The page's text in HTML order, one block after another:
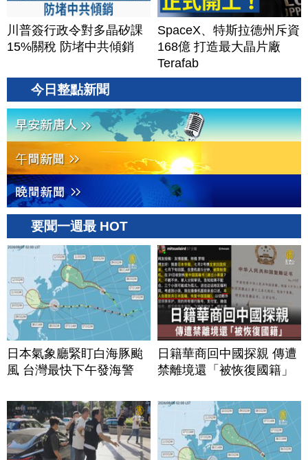
川普簽行政令對多晶矽課
15%關稅 防堵中共傾銷
SpaceX、特斯拉德州斥資
168億 打造最大晶片廠
Terafab
今日整點新聞
要聞一週最 HOT
日本氣象廳緊盯白海豚颱
風 台灣最快下午發海警
日籍華商回中國探親 傳遭
禁離境還「被恢復國籍」